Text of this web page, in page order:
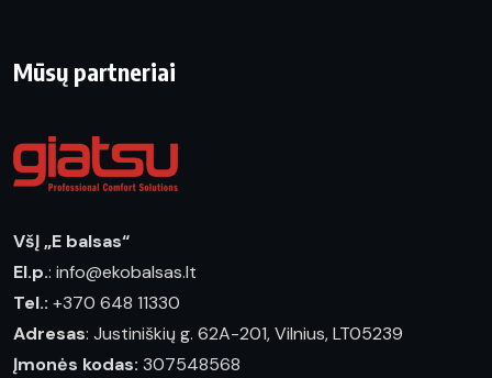
Mūsų partneriai
VšĮ „E balsas“
El.p.: info@ekobalsas.lt
Tel.: +370 648 11330
Adresas: Justiniškių g. 62A-201, Vilnius, LT05239
Įmonės kodas: 307548568